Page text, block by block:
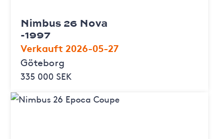
Nimbus 26 Nova
-1997
Verkauft 2026-05-27
Göteborg
335 000 SEK